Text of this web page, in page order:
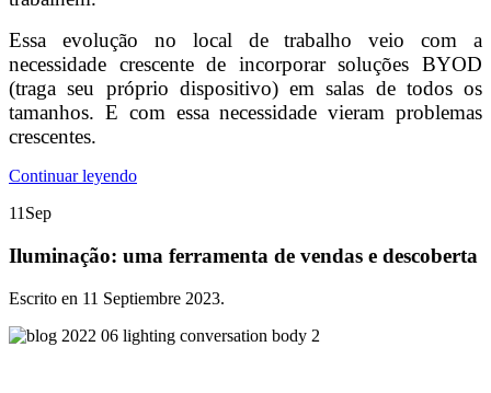
Essa evolução no local de trabalho veio com a
necessidade crescente de incorporar soluções BYOD
(traga seu próprio dispositivo) em salas de todos os
tamanhos. E com essa necessidade vieram problemas
crescentes.
Continuar leyendo
11 Sep
Iluminação: uma ferramenta de vendas e descoberta
Escrito en 11 Septiembre 2023.